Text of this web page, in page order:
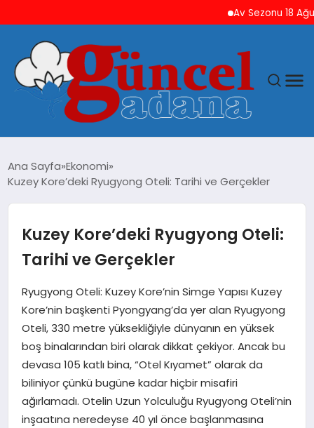
Av Sezonu 18
GÜNCEL
YAŞAM
MAGAZIN
SAĞLIK
Ana Sayfa Ekonomi
Kuzey Kore’deki Ryugyong Oteli: Tarihi ve Gerçekler
Kuzey Kore’deki Ryugyong Oteli:
Tarihi ve Gerçekler
Ryugyong Oteli: Kuzey Kore’nin Simge Yapısı Kuzey
Kore’nin başkenti Pyongyang’da yer alan Ryugyong
Oteli, 330 metre yüksekliğiyle dünyanın en yüksek
boş binalarından biri olarak dikkat çekiyor. Ancak bu
devasa 105 katlı bina, “Otel Kıyamet” olarak da
biliniyor çünkü bugüne kadar hiçbir misafiri
ağırlamadı. Otelin Uzun Yolculuğu Ryugyong Oteli’nin
inşaatına neredeyse 40 yıl önce başlanmasına